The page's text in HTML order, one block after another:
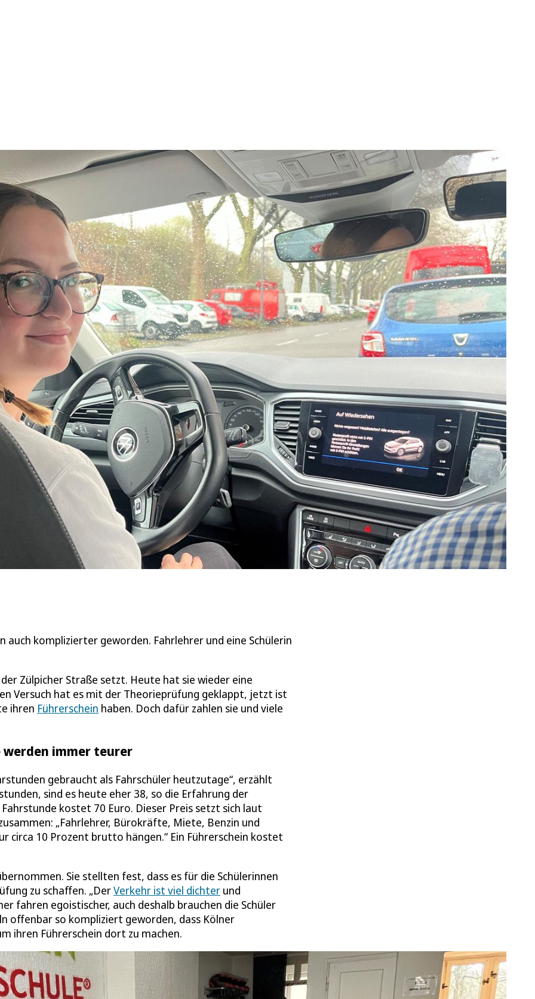
auch komplizierter geworden. Fahrlehrer und eine Schülerin
Zülpicher Straße setzt. Heute hat sie wieder eine
Versuch hat es mit der Theorieprüfung geklappt, jetzt ist
ihren Führerschein haben. Doch dafür zahlen sie und viele
werden immer teurer
gebraucht als Fahrschüler heutzutage“, erzählt
sind es heute eher 38, so die Erfahrung der
kostet 70 Euro. Dieser Preis setzt sich laut
„Fahrlehrer, Bürokräfte, Miete, Benzin und
circa 10 Prozent brutto hängen.“ Ein Führerschein kostet
Sie stellten fest, dass es für die Schülerinnen
zu schaffen. „DerVerkehr ist viel dichter und
fahren egoistischer, auch deshalb brauchen die Schüler
offenbar so kompliziert geworden, dass Kölner
ihren Führerschein dort zu machen.